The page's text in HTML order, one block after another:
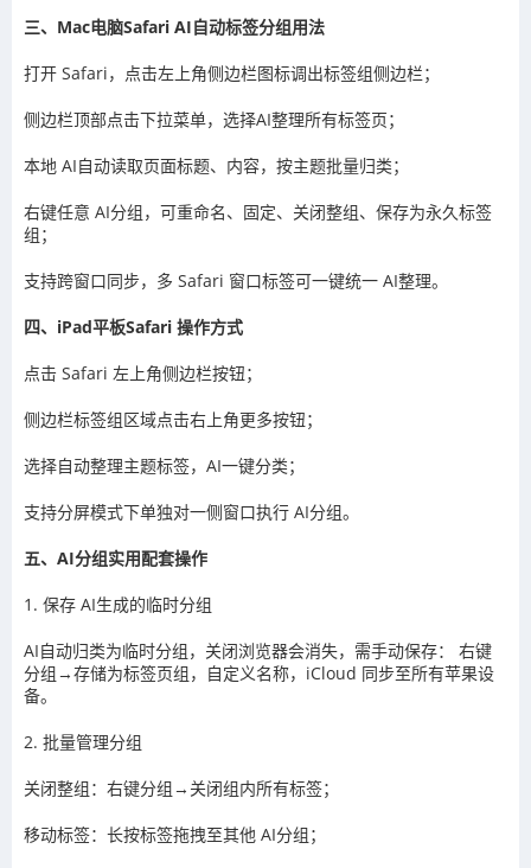
三、Mac电脑Safari AI自动标签分组用法
打开 Safari，点击左上角侧边栏图标调出标签组侧边栏；
侧边栏顶部点击下拉菜单，选择AI整理所有标签页；
本地 AI自动读取页面标题、内容，按主题批量归类；
右键任意 AI分组，可重命名、固定、关闭整组、保存为永久标签
组；
支持跨窗口同步，多 Safari 窗口标签可一键统一 AI整理。
四、iPad平板Safari 操作方式
点击 Safari 左上角侧边栏按钮；
侧边栏标签组区域点击右上角更多按钮；
选择自动整理主题标签，AI一键分类；
支持分屏模式下单独对一侧窗口执行 AI分组。
五、AI分组实用配套操作
1. 保存 AI生成的临时分组
AI自动归类为临时分组，关闭浏览器会消失，需手动保存： 右键
分组→存储为标签页组，自定义名称，iCloud 同步至所有苹果设
备。
2. 批量管理分组
关闭整组：右键分组→关闭组内所有标签；
移动标签：长按标签拖拽至其他 AI分组；